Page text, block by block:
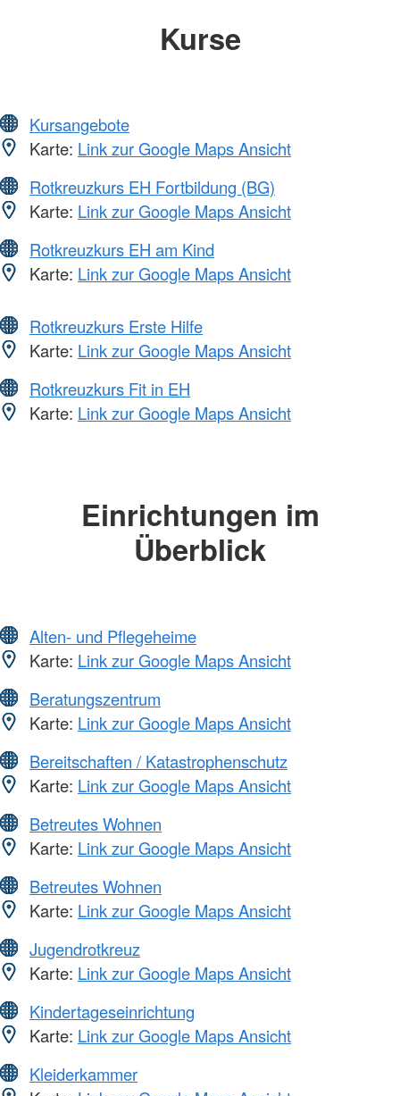
Kurse
Kursangebote
Karte: Link zur Google Maps Ansicht
Rotkreuzkurs EH Fortbildung (BG)
Karte: Link zur Google Maps Ansicht
Rotkreuzkurs EH am Kind
Karte: Link zur Google Maps Ansicht
Rotkreuzkurs Erste Hilfe
Karte: Link zur Google Maps Ansicht
Rotkreuzkurs Fit in EH
Karte: Link zur Google Maps Ansicht
Einrichtungen im
Überblick
Alten- und Pflegeheime
Karte: Link zur Google Maps Ansicht
Beratungszentrum
Karte: Link zur Google Maps Ansicht
Bereitschaften / Katastrophenschutz
Karte: Link zur Google Maps Ansicht
Betreutes Wohnen
Karte: Link zur Google Maps Ansicht
Betreutes Wohnen
Karte: Link zur Google Maps Ansicht
Jugendrotkreuz
Karte: Link zur Google Maps Ansicht
Kindertageseinrichtung
Karte: Link zur Google Maps Ansicht
Kleiderkammer